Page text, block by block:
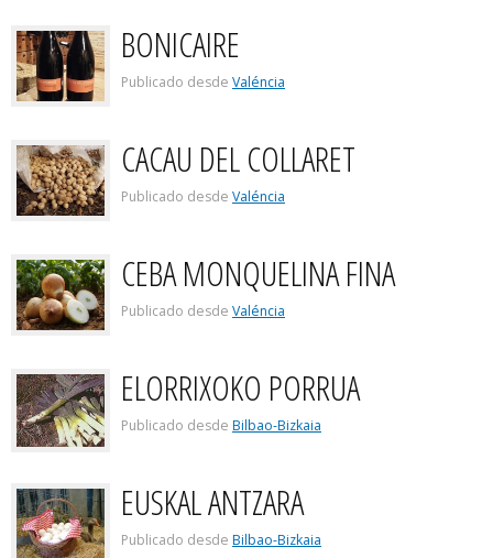
BONICAIRE
Publicado desde Valéncia
CACAU DEL COLLARET
Publicado desde Valéncia
CEBA MONQUELINA FINA
Publicado desde Valéncia
ELORRIXOKO PORRUA
Publicado desde Bilbao-Bizkaia
EUSKAL ANTZARA
Publicado desde Bilbao-Bizkaia